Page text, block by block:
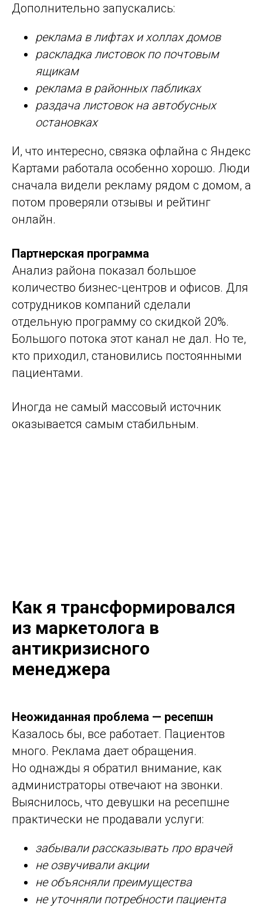
Дополнительно запускались:
реклама в лифтах и холлах домов
раскладка листовок по почтовым
ящикам
реклама в районных пабликах
раздача листовок на автобусных
остановках
И, что интересно, связка офлайна с Яндекс
Картами работала особенно хорошо. Люди
сначала видели рекламу рядом с домом, а
потом проверяли отзывы и рейтинг
онлайн.
Партнерская программа
Анализ района показал большое
количество бизнес-центров и офисов. Для
сотрудников компаний сделали
отдельную программу со скидкой 20%.
Большого потока этот канал не дал. Но те,
кто приходил, становились постоянными
пациентами.
Иногда не самый массовый источник
оказывается самым стабильным.
Как я трансформировался
из маркетолога в
антикризисного
менеджера
Неожиданная проблема — ресепшн
Казалось бы, все работает. Пациентов
много. Реклама дает обращения.
Но однажды я обратил внимание, как
администраторы отвечают на звонки.
Выяснилось, что девушки на ресепшне
практически не продавали услуги:
забывали рассказывать про врачей
не озвучивали акции
не объясняли преимущества
не уточняли потребности пациента